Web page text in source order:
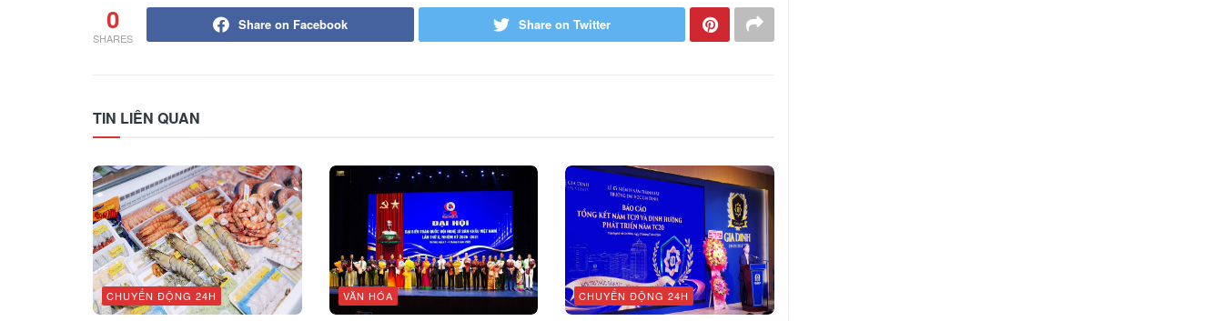
0
SHARES
Share on Facebook Share on Twitter
TIN LIÊN QUAN
CHUYỂN ĐỘNG 24H VĂN HÓA CHUYỂN ĐỘNG 24H